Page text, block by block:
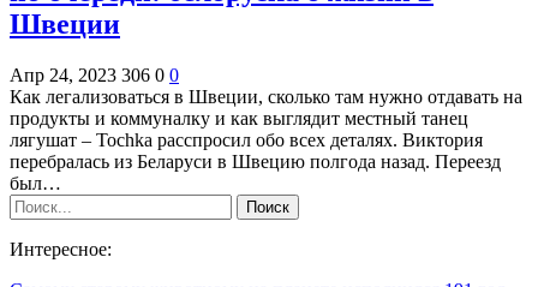
Швеции
Апр 24, 2023 306 0 0
Как легализоваться в Швеции, сколько там нужно отдавать на
продукты и коммуналку и как выглядит местный танец
лягушат – Tochka расспросил обо всех деталях. Виктория
перебралась из Беларуси в Швецию полгода назад. Переезд
был…
Интересное: